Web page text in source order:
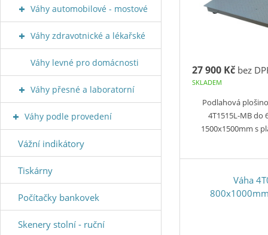
27 900 Kč bez
SKLADEM
Podlahová
4T1515L-MB do
1500x1500mm s
Váha
Váhy automobilové - mostové
Váhy zdravotnické a lékařské
Váhy levné pro domácnosti
Váhy přesné a laboratorní
Váhy podle provedení
Vážní indikátory
Tiskárny
Počítačky bankovek
Skenery stolní - ruční